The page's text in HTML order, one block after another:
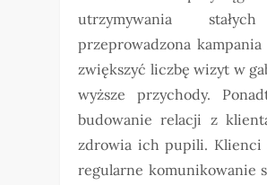
utrzymywania
przeprowadzona
zwiększyć liczbę wizyt w
wyższe przychody.
budowanie relacji z
zdrowia ich pupili. Klienci
regularne komunikowanie